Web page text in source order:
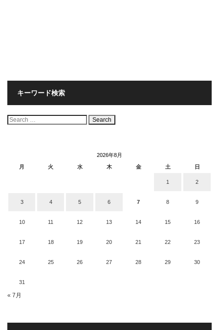
キーワード検索
検
索:
2026年8月
月
火 水 木 金 土 日
1 2
3 4 5 6 7 8 9
10 11 12 13 14 15 16
17 18 19 20 21 22 23
24 25 26 27 28 29 30
31
« 7月